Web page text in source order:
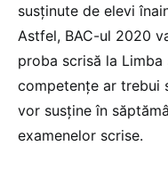
susținute de elevi
Astfel, BAC-ul 2020
proba scrisă la
competențe ar trebui
vor susține în
examenelor scrise.